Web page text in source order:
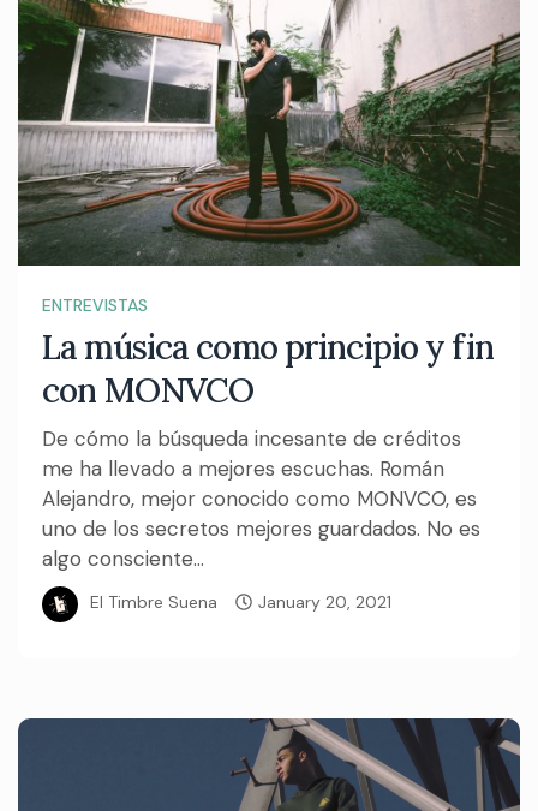
ENTREVISTAS
La música como principio y fin
con MONVCO
De cómo la búsqueda incesante de créditos
me ha llevado a mejores escuchas. Román
Alejandro, mejor conocido como MONVCO, es
uno de los secretos mejores guardados. No es
algo consciente...
El Timbre Suena January 20, 2021